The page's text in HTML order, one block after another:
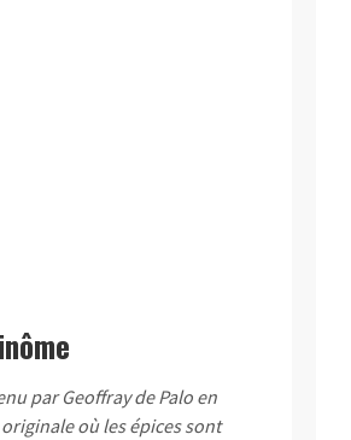
par Geoffray de Palo en
où les épices sont